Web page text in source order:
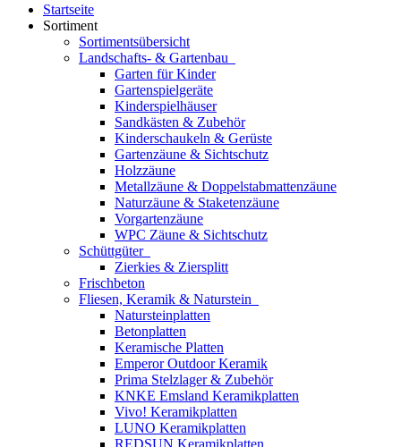
Startseite
Sortiment
Sortimentsübersicht
Landschafts- & Gartenbau
Garten für Kinder
Gartenspielgeräte
Kinderspielhäuser
Sandkästen & Zubehör
Kinderschaukeln & Gerüste
Gartenzäune & Sichtschutz
Holzzäune
Metallzäune & Doppelstabmattenzäune
Naturzäune & Staketenzäune
Vorgartenzäune
WPC Zäune & Sichtschutz
Schüttgüter
Zierkies & Ziersplitt
Frischbeton
Fliesen, Keramik & Naturstein
Natursteinplatten
Betonplatten
Keramische Platten
Emperor Outdoor Keramik
Prima Stelzlager & Zubehör
KNKE Emsland Keramikplatten
Vivo! Keramikplatten
LUNO Keramikplatten
REDSUN Keramikplatten